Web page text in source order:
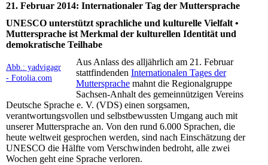
21. Februar 2014: Internationaler Tag der Muttersprache
UNESCO unterstützt sprachliche und kulturelle Vielfalt •
Muttersprache ist Merkmal der kulturellen Identität und
demokratische Teilhabe
Abb.: yadvigagr
- Fotolia.com
Aus Anlass des alljährlich am 21. Februar
stattfindenden Internationalen Tages der
Muttersprachemahnt die Regionalgruppe
Sachsen-Anhalt des gemeinnützigen Vereins
Deutsche Sprache e. V. (VDS) einen sorgsamen,
verantwortungsvollen und selbstbewussten Umgang auch mit
unserer Muttersprache an. Von den rund 6.000 Sprachen, die
heute weltweit gesprochen werden, sind nach Einschätzung der
UNESCO die Hälfte vom Verschwinden bedroht, alle zwei
Wochen geht eine Sprache verloren.